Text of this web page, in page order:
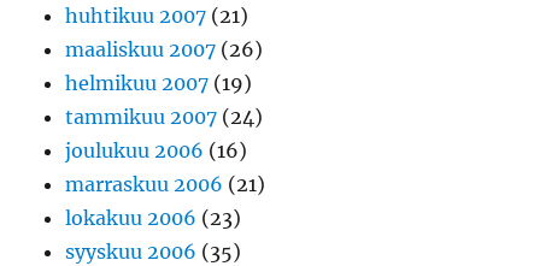
huhtikuu 2007 (21)
maaliskuu 2007 (26)
helmikuu 2007 (19)
tammikuu 2007 (24)
joulukuu 2006 (16)
marraskuu 2006 (21)
lokakuu 2006 (23)
syyskuu 2006 (35)